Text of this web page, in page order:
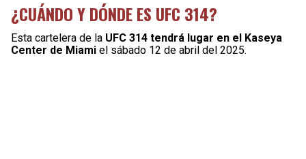
¿CUÁNDO Y DÓNDE ES UFC 314?
Esta cartelera de la UFC 314 tendrá lugar en el Kaseya
Center de Miami el sábado 12 de abril del 2025.